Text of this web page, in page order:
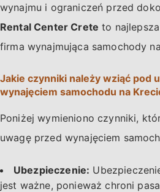
wynajmu i ograniczeń przed
Rental Center Crete to
firma wynajmująca samochody
Jakie czynniki należy wziąć pod
wynajęciem samochodu na
Poniżej wymieniono czynniki,
uwagę przed wynajęciem
Ubezpieczenie:
jest ważne, ponieważ chroni